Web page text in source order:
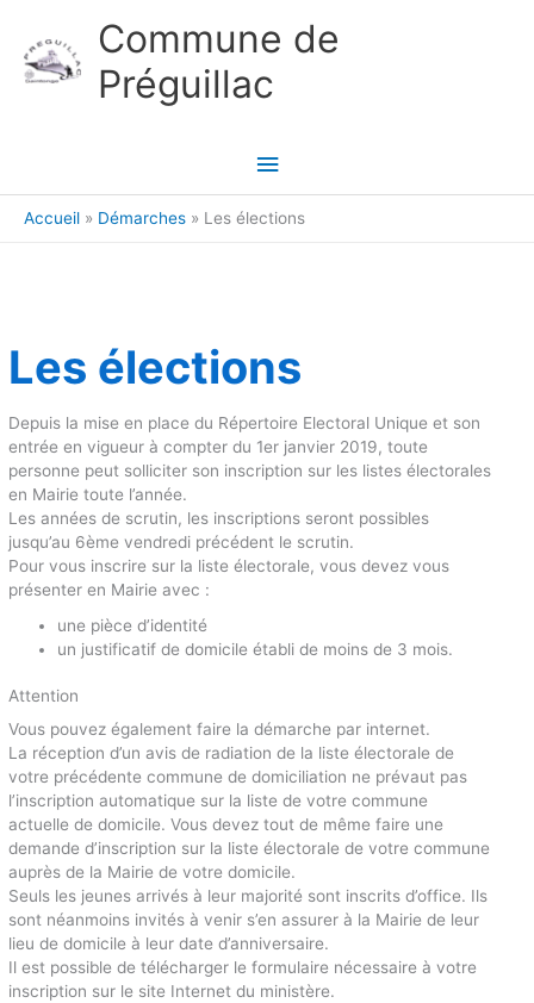
Commune de
Préguillac
Menu
principal
Accueil Démarches Les élections
Les élections
Depuis la mise en place du Répertoire Electoral Unique et son
entrée en vigueur à compter du 1er janvier 2019, toute
personne peut solliciter son inscription sur les listes électorales
en Mairie toute l’année.
Les années de scrutin, les inscriptions seront possibles
jusqu’au 6ème vendredi précédent le scrutin.
Pour vous inscrire sur la liste électorale, vous devez vous
présenter en Mairie avec :
une pièce d’identité
un justificatif de domicile établi de moins de 3 mois.
Attention
Vous pouvez également faire la démarche par internet.
La réception d’un avis de radiation de la liste électorale de
votre précédente commune de domiciliation ne prévaut pas
l’inscription automatique sur la liste de votre commune
actuelle de domicile. Vous devez tout de même faire une
demande d’inscription sur la liste électorale de votre commune
auprès de la Mairie de votre domicile.
Seuls les jeunes arrivés à leur majorité sont inscrits d’office. Ils
sont néanmoins invités à venir s’en assurer à la Mairie de leur
lieu de domicile à leur date d’anniversaire.
Il est possible de télécharger le formulaire nécessaire à votre
inscription sur le site Internet du ministère.